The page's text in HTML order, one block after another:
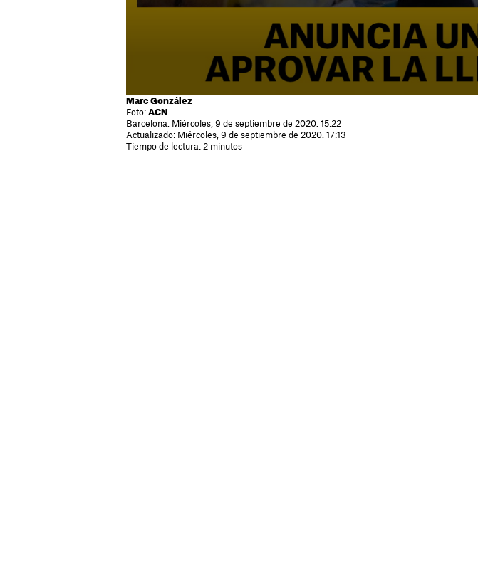
Marc González
Foto: ACN
Barcelona. Miércoles, 9 de septiembre de 2020. 15:22
Actualizado: Miércoles, 9 de septiembre de 2020. 17:13
Tiempo de lectura: 2 minutos